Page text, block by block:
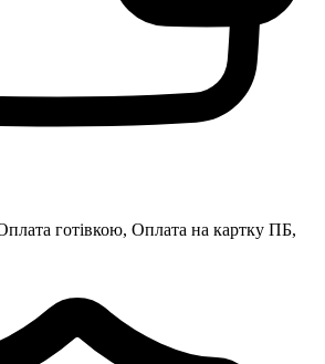
готівкою, Оплата на картку ПБ,